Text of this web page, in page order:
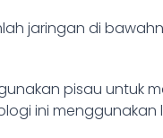
jaringan di
pisau untuk
ini